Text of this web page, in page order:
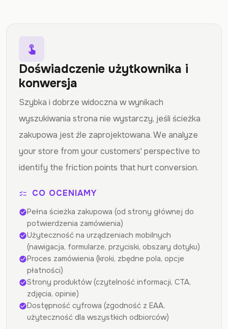
touch_app
Doświadczenie użytkownika i
konwersja
Szybka i dobrze widoczna w wynikach
wyszukiwania strona nie wystarczy, jeśli ścieżka
zakupowa jest źle zaprojektowana. We analyze
your store from your customers' perspective to
identify the friction points that hurt conversion.
checklist CO OCENIAMY
check_circlePełna ścieżka zakupowa (od strony głównej do
potwierdzenia zamówienia)
check_circleUżyteczność na urządzeniach mobilnych
(nawigacja, formularze, przyciski, obszary dotyku)
check_circleProces zamówienia (kroki, zbędne pola, opcje
płatności)
check_circleStrony produktów (czytelność informacji, CTA,
zdjęcia, opinie)
check_circleDostępność cyfrowa (zgodność z EAA,
użyteczność dla wszystkich odbiorców)